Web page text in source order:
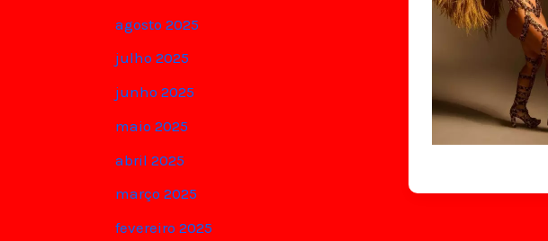
agosto 2025
julho 2025
junho 2025
maio 2025
abril 2025
março 2025
fevereiro 2025